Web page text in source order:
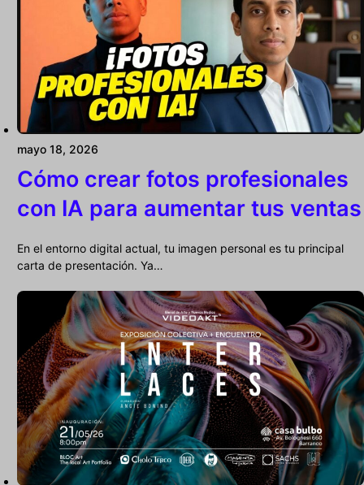
mayo 18, 2026
Cómo crear fotos profesionales
con IA para aumentar tus ventas
En el entorno digital actual, tu imagen personal es tu principal
carta de presentación. Ya…